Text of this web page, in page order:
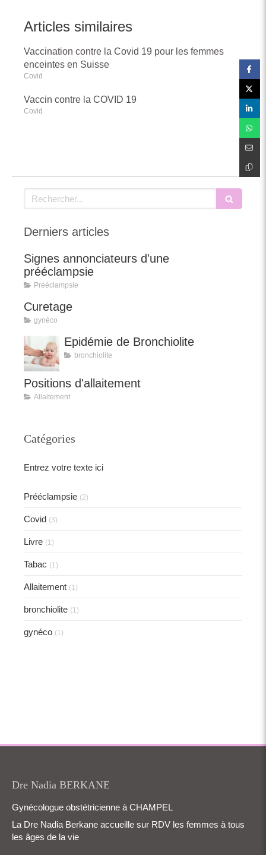
Articles similaires
Vaccination contre la Covid 19 pour les femmes
enceintes en Suisse
Covid
Vaccin contre la COVID 19
Covid
Rechercher
Derniers articles
Signes annonciateurs d'une
prééclampsie
Prééclampsie
Curetage
gynéco
Epidémie de Bronchiolite
bronchiolite
Positions d'allaitement
Allaitement
Catégories
Entrez votre texte ici
Prééclampsie (2)
Covid (3)
Livre (1)
Tabac (1)
Allaitement (1)
bronchiolite (1)
gynéco (1)
Dre Nadia BERKANE
Gynécologue obstétricienne à CHAMPEL
La Dre Nadia Berkane accueille sur RDV les femmes à tous
les âges de la vie